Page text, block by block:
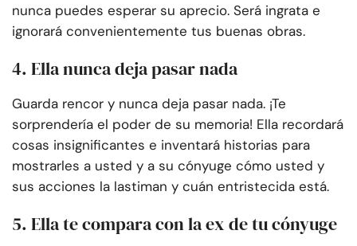
nunca puedes esperar su aprecio. Será ingrata e
ignorará convenientemente tus buenas obras.
4. Ella nunca deja pasar nada
Guarda rencor y nunca deja pasar nada. ¡Te
sorprendería el poder de su memoria! Ella recordará
cosas insignificantes e inventará historias para
mostrarles a usted y a su cónyuge cómo usted y
sus acciones la lastiman y cuán entristecida está.
5. Ella te compara con la ex de tu cónyuge